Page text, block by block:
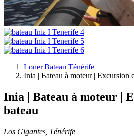
Louer Bateau Ténérife
Inia | Bateau à moteur | Excursion
Inia | Bateau à moteur |
bateau
Los Gigantes, Ténérife